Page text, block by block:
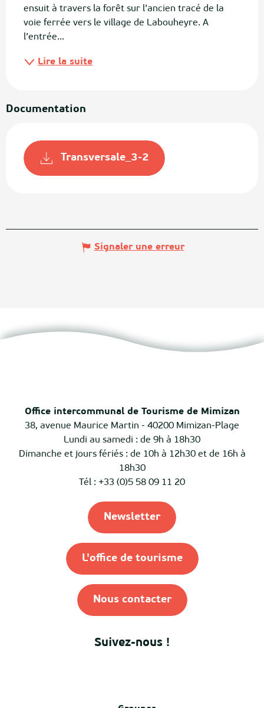
ensuit à travers la forêt sur l’ancien tracé de la
voie ferrée vers le village de Labouheyre. A
l’entrée...
Lire la suite
Documentation
Transversale_3-2
Signaler une erreur
Office intercommunal de Tourisme de Mimizan
38, avenue Maurice Martin - 40200 Mimizan-Plage
Lundi au samedi : de 9h à 18h30
Dimanche et jours fériés : de 10h à 12h30 et de 16h à
18h30
Tél : +33 (0)5 58 09 11 20
Newsletter
L'office de tourisme
Nous contacter
Suivez-nous !